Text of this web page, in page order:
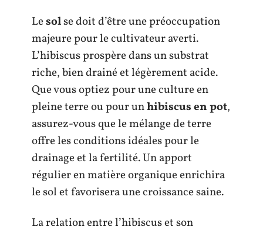
Lesolse doit d’être une préoccupation
majeure pour le cultivateur averti.
L’hibiscus prospère dans un substrat
riche, bien drainé et légèrement acide.
Que vous optiez pour une culture en
pleine terre ou pour unhibiscus en pot,
assurez-vous que le mélange de terre
offre les conditions idéales pour le
drainage et la fertilité. Un apport
régulier en matière organique enrichira
le sol et favorisera une croissance saine.
La relation entre l’hibiscus et son